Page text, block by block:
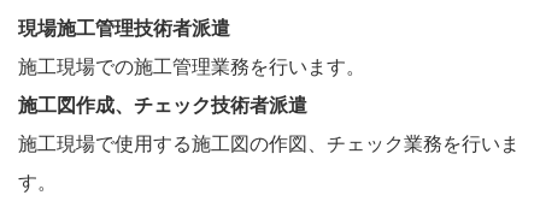
現場施工管理技術者派遣
施工現場での施工管理業務を行います。
施工図作成、チェック技術者派遣
施工現場で使用する施工図の作図、チェック業務を行いま
す。